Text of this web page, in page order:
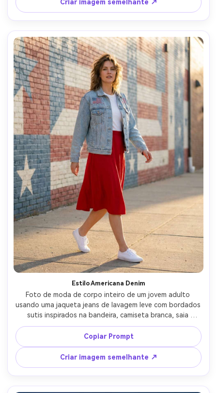
campo rasa, nostálgico mas detalhe nítido-AR 4:5
Criar imagem semelhante ↗
Estilo Americana Denim
Foto de moda de corpo inteiro de um jovem adulto
usando uma jaqueta jeans de lavagem leve com bordados
sutis inspirados na bandeira, camiseta branca, saia
vermelha, tênis brancos, passando por um mural de tijolo
com cores patrióticas, luz do sol da hora dourada, vibe
de estilo de rua confiante, tirado em Nikon Z8, 70 mm
f/2.0, composição editorial, textura ultra-realista e foco
nítido-AR 4:5
Copiar Prompt
Criar imagem semelhante ↗